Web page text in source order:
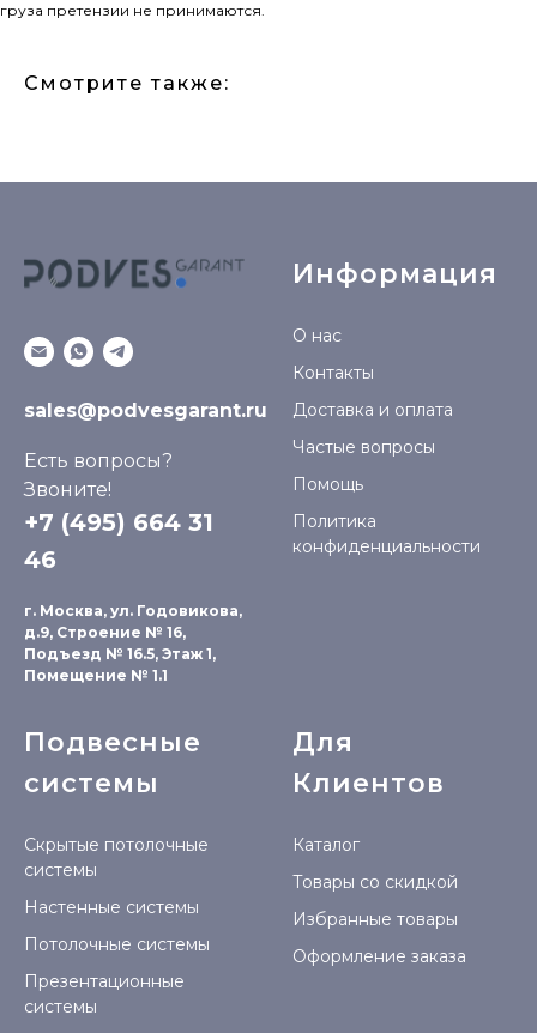
груза претензии не принимаются.
Смотрите также:
sales@podvesgarant.ru
Есть вопросы?
Звоните!
+7 (495) 664 31
46
г. Москва, ул. Годовикова,
д.9, Строение № 16,
Подъезд № 16.5, Этаж 1,
Помещение № 1.1
Информация
О нас
Контакты
Доставка и оплата
Частые вопросы
Помощь
Политика
конфиденциальности
Подвесные
системы
Скрытые потолочные
системы
Настенные системы
Потолочные системы
Презентационные
системы
Для
Клиентов
Каталог
Товары со скидкой
Избранные товары
Оформление заказа